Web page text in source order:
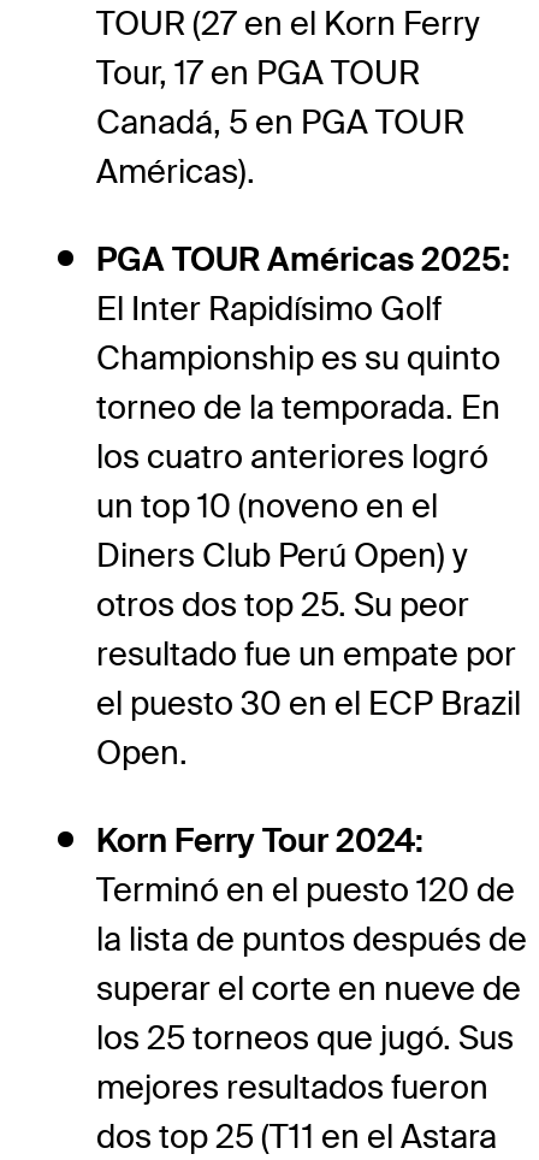
TOUR (27 en el Korn Ferry
Tour, 17 en PGA TOUR
Canadá, 5 en PGA TOUR
Américas).
PGA TOUR Américas 2025:
El Inter Rapidísimo Golf
Championship es su quinto
torneo de la temporada. En
los cuatro anteriores logró
un top 10 (noveno en el
Diners Club Perú Open) y
otros dos top 25. Su peor
resultado fue un empate por
el puesto 30 en el ECP Brazil
Open.
Korn Ferry Tour 2024:
Terminó en el puesto 120 de
la lista de puntos después de
superar el corte en nueve de
los 25 torneos que jugó. Sus
mejores resultados fueron
dos top 25 (T11 en el Astara